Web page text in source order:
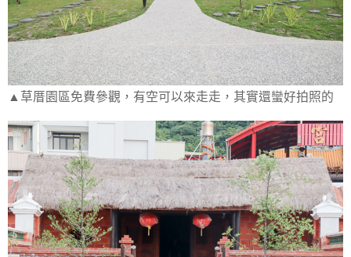
▲草厝園區免費參觀，有空可以來走走，其實還蠻好拍照的